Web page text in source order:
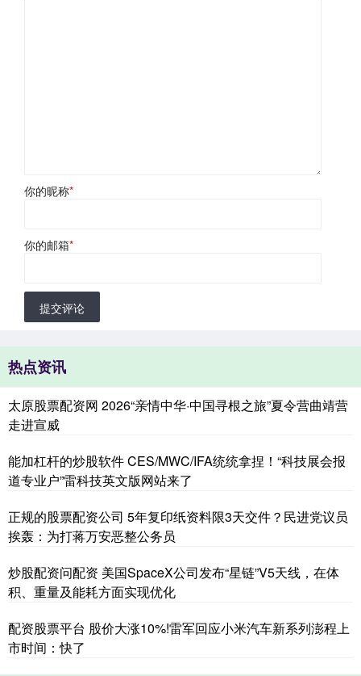
你的昵称*
你的邮箱*
提交评论
热点资讯
太原股票配资网 2026“亲情中华·中国寻根之旅”夏令营曲靖营
走进宣威
能加杠杆的炒股软件 CES/MWC/IFA统统拿捏！“科技展会报
道专业户”雷科技英文版网站来了
正规的股票配资公司 5年复印纸资料限3天交件？民进党议员
挨轰：为打蒋万安恶整公务员
炒股配资问配资 美国SpaceX公司发布“星链”V5天线，在体
积、重量及能耗方面实现优化
配资股票平台 股价大涨10%!雷军回应小米汽车新系列澎程上
市时间：快了